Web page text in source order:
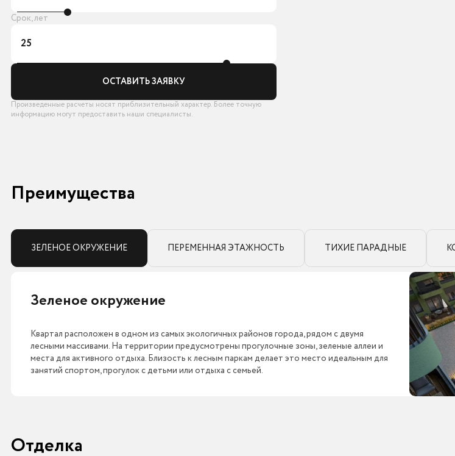
Срок, лет
25
ОСТАВИТЬ ЗАЯВКУ
Произведенные расчеты носят приблизительный характер. Более точную
информацию могут предоставить наши специалисты.
Преимущества
ЗЕЛЕНОЕ ОКРУЖЕНИЕ ПЕРЕМЕННАЯ ЭТАЖНОСТЬ ТИХИЕ ПАРАДНЫЕ
Зеленое окружение
Квартал расположен в одном из самых экологичных районов города, рядом с двумя
лесными массивами. На территории предусмотрены прогулочные зоны, зеленые аллеи и
места для активного отдыха. Близость к лесным паркам делает это место идеальным для
занятий спортом, прогулок с детьми или отдыха с семьей.
Отделка